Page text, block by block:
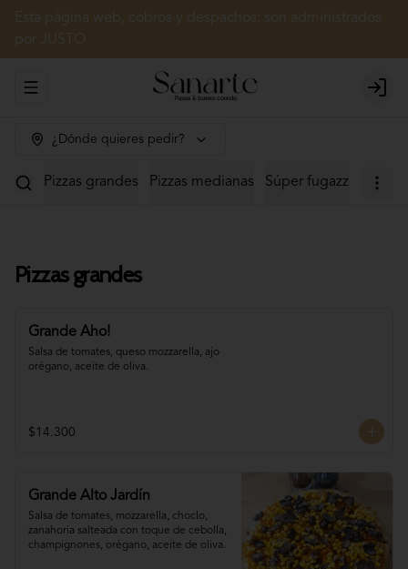
Esta página web, cobros y despachos: son administrados
por JUSTO
Abrir menu de navegación Login
¿Dónde quieres pedir?
Pizzas grandes Pizzas medianas Súper fugazzetas
Pizzas grandes
Grande Aho!
Salsa de tomates, queso mozzarella, ajo
orégano, aceite de oliva.
$14.300
Grande Alto Jardín
Salsa de tomates, mozzarella, choclo,
zanahoria salteada con toque de cebolla,
champignones, orégano, aceite de oliva.